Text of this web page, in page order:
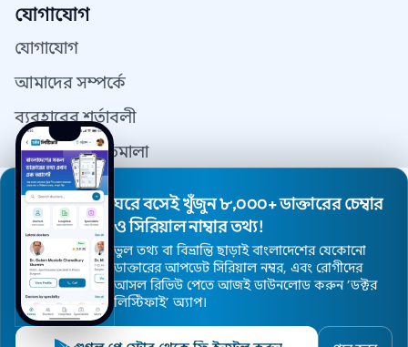
যোগাযোগ
যোগাযোগ
আমাদের সম্পর্কে
ব্যবহারের শর্তাবলী
গোপনীয়তা নীতিমালা
যোগাযোগ
ডাক্তার রেজিস্ট্রেশন
© 2026 DoctorsInDhaka - সর্বস্বত্ব সংরক্ষিত।
ওয়েবসাইট ডিজাইন এন্ড মেইন্টেনেন্স
ঘরে বসেই খুঁজুন ৮,০০০+ ডাক্তারের চেম্বার
ও সিরিয়াল নাম্বার তথ্য!
ভুল তথ্য বা বিভ্রান্তি ছাড়াই বাংলাদেশের যেকোনো
ডাক্তারের আপডেট সিরিয়াল নম্বর, এবং রোগীদের
আসল রিভিউ পেতে আজই ডাউনলোড করুন ’ডক্টর
লিস্টিফাই’ অ্যাপ।